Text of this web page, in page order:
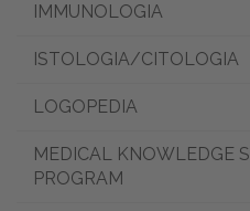
IMMUNOLOGIA
ISTOLOGIA/CITOLOGIA
LOGOPEDIA
MEDICAL KNOWLEDGE
PROGRAM